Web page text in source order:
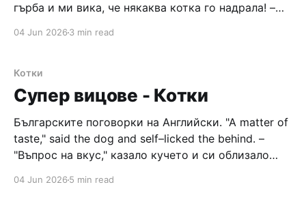
гърба и ми вика, че някаква котка го надрала! –
04 Jun 2026 3 min read
Котки
Супер вицове - Котки
Българските поговорки на Английски. "A matter of
taste," said the dog and self–licked the behind. –
"Въпрос на вкус," казало кучето и си облизало
04 Jun 2026 5 min read